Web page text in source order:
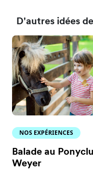
D'autres idées
NOS EXPÉRIENCES
Balade au
Weyer